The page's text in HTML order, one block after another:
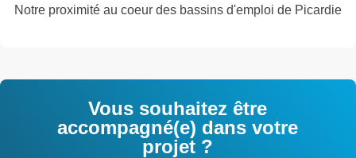
Notre proximité au coeur des bassins d'emploi de Picardie
Vous souhaitez être
accompagné(e) dans votre
projet ?